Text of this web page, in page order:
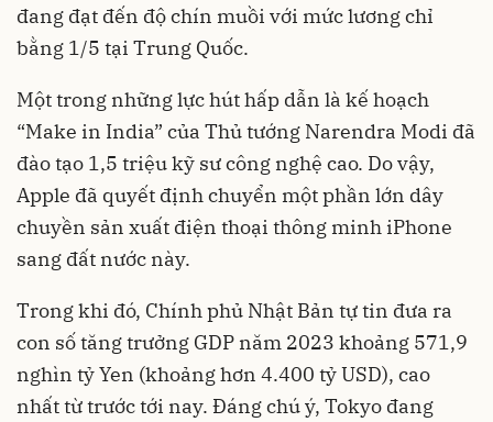
đang đạt đến độ chín muồi với mức lương chỉ
bằng 1/5 tại Trung Quốc.
Một trong những lực hút hấp dẫn là kế hoạch
“Make in India” của Thủ tướng Narendra Modi đã
đào tạo 1,5 triệu kỹ sư công nghệ cao. Do vậy,
Apple đã quyết định chuyển một phần lớn dây
chuyền sản xuất điện thoại thông minh iPhone
sang đất nước này.
Trong khi đó, Chính phủ Nhật Bản tự tin đưa ra
con số tăng trưởng GDP năm 2023 khoảng 571,9
nghìn tỷ Yen (khoảng hơn 4.400 tỷ USD), cao
nhất từ trước tới nay. Đáng chú ý, Tokyo đang